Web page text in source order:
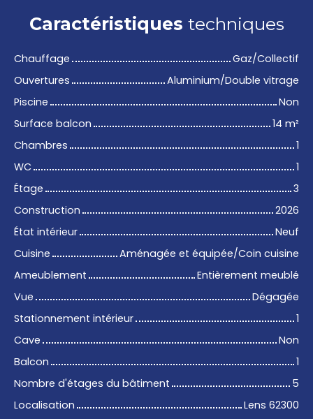
Caractéristiques techniques
Chauffage
Gaz/Collectif
Ouvertures
Aluminium/Double vitrage
Piscine
Non
Surface balcon
14 m²
Chambres
1
WC
1
Étage
3
Construction
2026
État intérieur
Neuf
Cuisine
Aménagée et équipée/Coin cuisine
Ameublement
Entièrement meublé
Vue
Dégagée
Stationnement intérieur
1
Cave
Non
Balcon
1
Nombre d'étages du bâtiment
5
Localisation
Lens 62300